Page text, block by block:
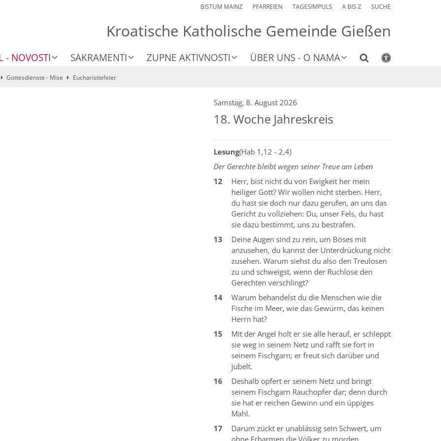
BISTUM MAINZ PFARREIEN TAGESIMPULS A BIS Z SUCHE
Kroatische Katholische Gemeinde Gießen
- NOVOSTI SAKRAMENTI ZUPNE AKTIVNOSTI ÜBER UNS - O NAMA
Gottesdienste - Mise Eucharistiefeier
Samstag, 8. August 2026
18. Woche Jahreskreis
Lesung(Hab 1,12 - 2,4)
Der Gerechte bleibt wegen seiner Treue am Leben
12
Herr, bist nicht du von Ewigkeit her mein
heiliger Gott? Wir wollen nicht sterben. Herr,
du hast sie doch nur dazu gerufen, an uns das
Gericht zu vollziehen: Du, unser Fels, du hast
sie dazu bestimmt, uns zu bestrafen.
13
Deine Augen sind zu rein, um Böses mit
anzusehen, du kannst der Unterdrückung nicht
zusehen. Warum siehst du also den Treulosen
zu und schweigst, wenn der Ruchlose den
Gerechten verschlingt?
14
Warum behandelst du die Menschen wie die
Fische im Meer, wie das Gewürm, das keinen
Herrn hat?
15
Mit der Angel holt er sie alle herauf, er schleppt
sie weg in seinem Netz und rafft sie fort in
seinem Fischgarn; er freut sich darüber und
jubelt.
16
Deshalb opfert er seinem Netz und bringt
seinem Fischgarn Rauchopfer dar; denn durch
sie hat er reichen Gewinn und ein üppiges
Mahl.
17
Darum zückt er unablässig sein Schwert, um